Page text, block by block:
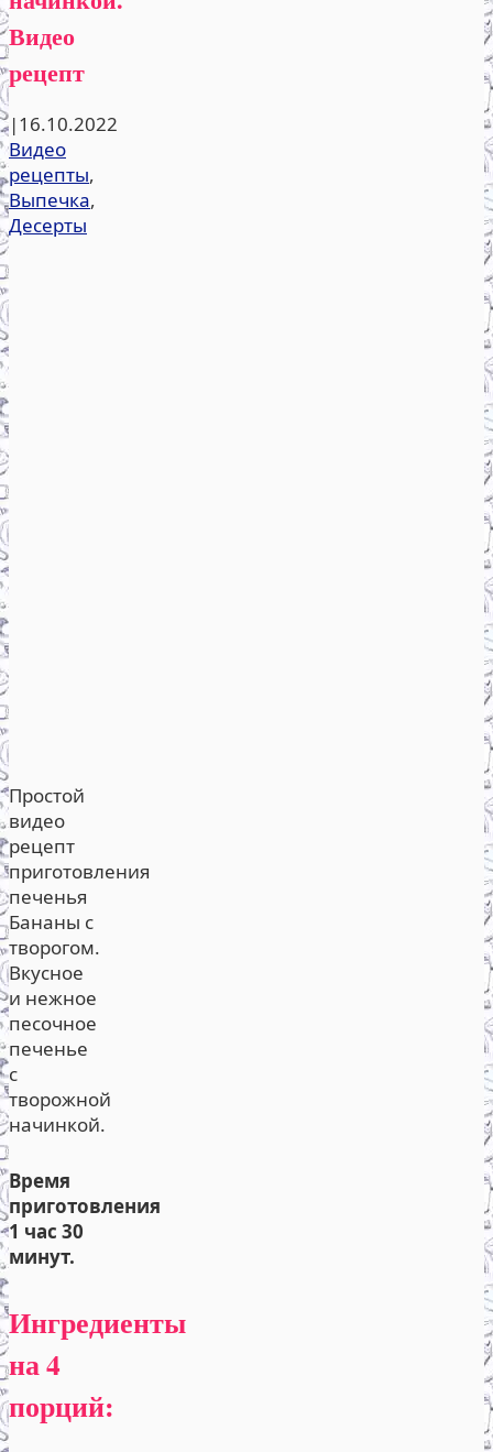
Видео
рецепт
|16.10.2022
Видео
рецепты,
Выпечка,
Десерты
Простой
видео
рецепт
приготовления
печенья
Бананы с
творогом.
Вкусное
и нежное
песочное
печенье
с
творожной
начинкой.
Время
приготовления
1 час 30
минут.
Ингредиенты
на 4
порций: